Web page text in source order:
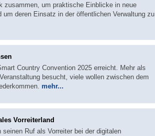
zusammen, um praktische Einblicke in neue
deren Einsatz in der öffentlichen Verwaltung zu
Country Convention 2025 erreicht. Mehr als
besucht, viele wollen zwischen dem
mehr...
Vorreiterland
Ruf als Vorreiter bei der digitalen